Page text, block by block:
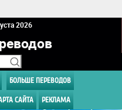
2026
БОЛЬШЕ ПЕРЕВОДОВ
САЙТА РЕКЛАМА